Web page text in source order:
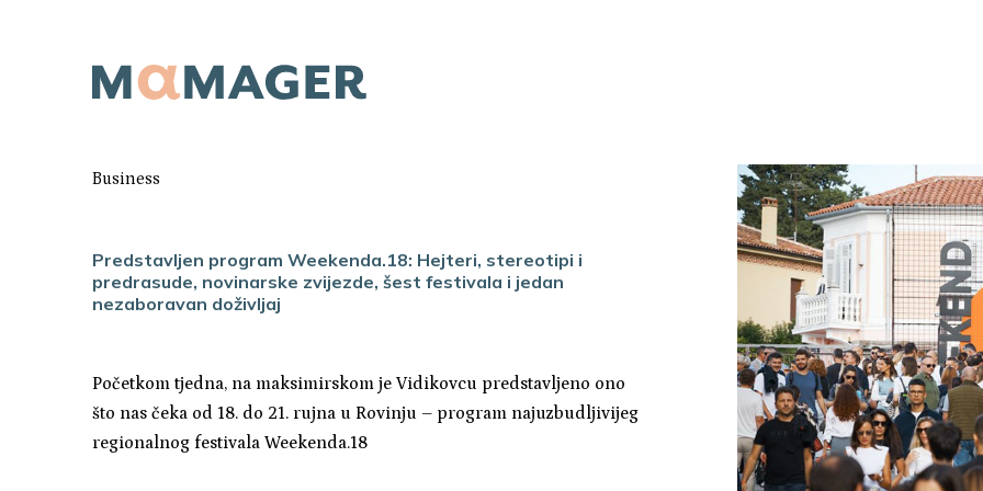
Business
Predstavljen program Weekenda.18: Hejteri, stereotipi i
predrasude, novinarske zvijezde, šest festivala i jedan
nezaboravan doživljaj
Početkom tjedna, na maksimirskom je Vidikovcu predstavljeno ono
što nas čeka od 18. do 21. rujna u Rovinju – program najuzbudljivijeg
regionalnog festivala Weekenda.18